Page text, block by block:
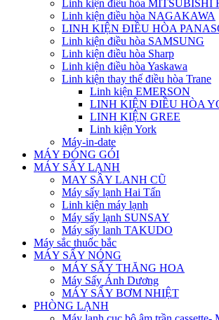
Linh kiện điều hòa
Linh kiện điều hòa NAGAKAWA
LINH KIỆN ĐIỀU HÒA
Linh kiện điều hòa SAMSUNG
Linh kiện điều hòa Sharp
Linh kiện điều hòa Yaskawa
Linh kiện thay thế điều hòa Trane
Linh kiện EMERSON
LINH KIỆN ĐIỀU HÒA
LINH KIỆN GREE
Linh kiện York
Máy-in-date
MÁY ĐÓNG GÓI
MÁY SẤY LẠNH
MAY SÂY LANH CŨ
Máy sấy lạnh Hai Tấn
Linh kiện máy lạnh
Máy sấy lạnh SUNSAY
Máy sấy lanh TAKUDO
Máy sắc thuốc bắc
MÁY SẤY NÓNG
MÁY SẤY THĂNG HOA
Máy Sấy Ánh Dương
MÁY SẤY BƠM NHIỆT
PHÒNG LẠNH